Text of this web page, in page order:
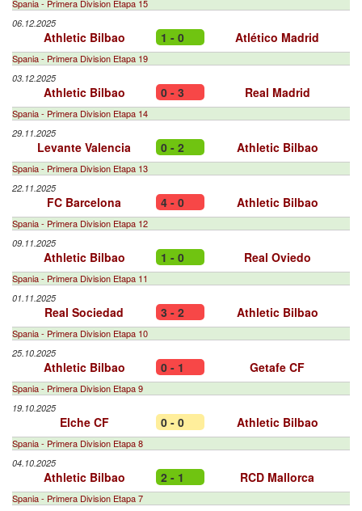
Spania - Primera Division Etapa 15
06.12.2025
Athletic Bilbao 1 - 0 Atlético Madrid
Spania - Primera Division Etapa 19
03.12.2025
Athletic Bilbao 0 - 3 Real Madrid
Spania - Primera Division Etapa 14
29.11.2025
Levante Valencia 0 - 2 Athletic Bilbao
Spania - Primera Division Etapa 13
22.11.2025
FC Barcelona 4 - 0 Athletic Bilbao
Spania - Primera Division Etapa 12
09.11.2025
Athletic Bilbao 1 - 0 Real Oviedo
Spania - Primera Division Etapa 11
01.11.2025
Real Sociedad 3 - 2 Athletic Bilbao
Spania - Primera Division Etapa 10
25.10.2025
Athletic Bilbao 0 - 1 Getafe CF
Spania - Primera Division Etapa 9
19.10.2025
Elche CF 0 - 0 Athletic Bilbao
Spania - Primera Division Etapa 8
04.10.2025
Athletic Bilbao 2 - 1 RCD Mallorca
Spania - Primera Division Etapa 7